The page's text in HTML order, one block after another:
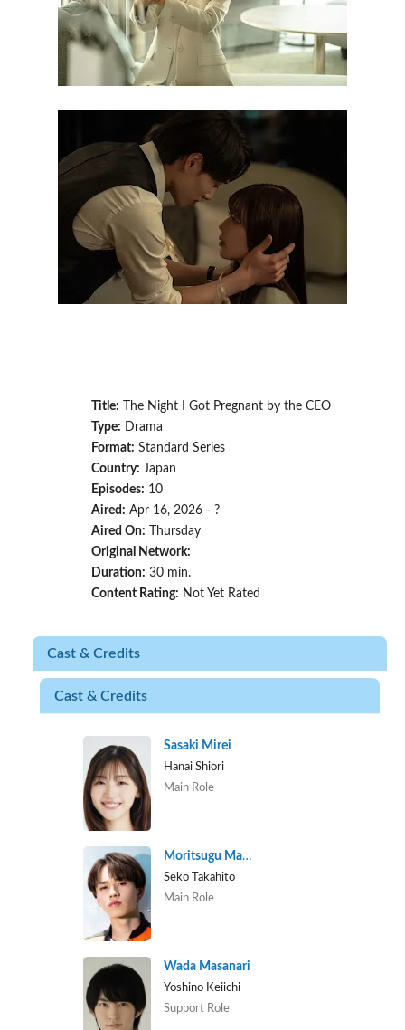
Title:
The Night I Got Pregnant by the CEO
Type: Drama
Format: Standard Series
Country: Japan
Episodes: 10
Aired: Apr 16, 2026 - ?
Aired On: Thursday
Original Network:
Duration: 30 min.
Content Rating: Not Yet Rated
Cast & Credits
Cast & Credits
Sasaki Mirei
Hanai Shiori
Main Role
Moritsugu Masahiro
Seko Takahito
Main Role
Wada Masanari
Yoshino Keiichi
Support Role